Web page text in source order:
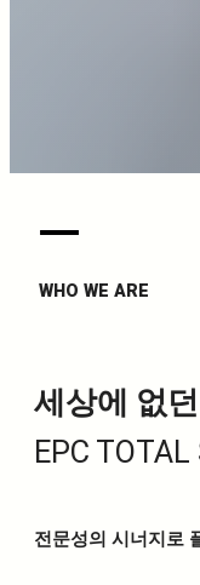
WHO WE ARE
세상에 없
EPC
전문성의 시너지로